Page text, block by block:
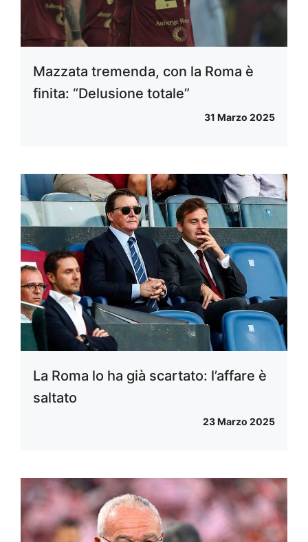
Mazzata tremenda, con la Roma è
finita: “Delusione totale”
31 Marzo 2025
La Roma lo ha già scartato: l’affare è
saltato
23 Marzo 2025